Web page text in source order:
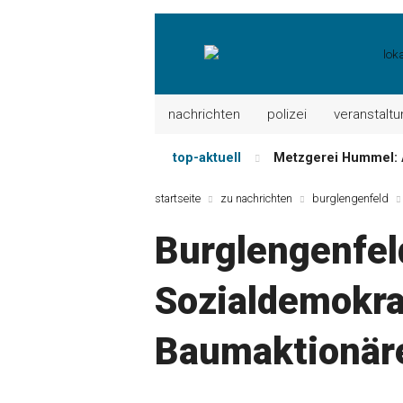
nachrichten polizei
top-aktuell Metzgerei Hummel:
Der „deutsche
Maxhütter
Nutzen Sie
startseite zu nachrichten burglengenfeld